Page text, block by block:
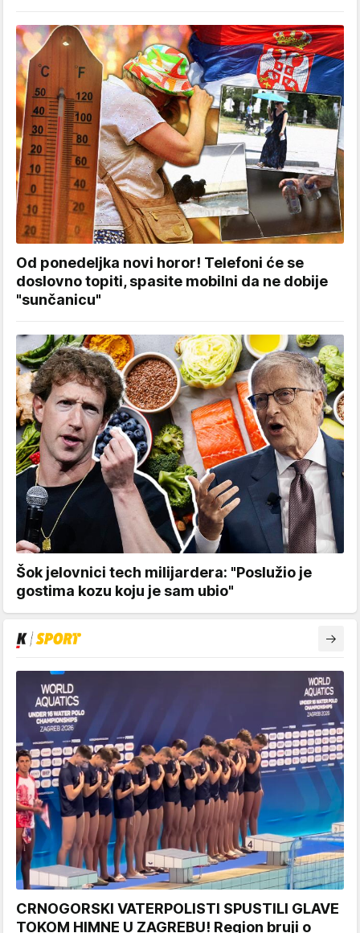
Od ponedeljka novi horor! Telefoni će se
doslovno topiti, spasite mobilni da ne dobije
"sunčanicu"
Šok jelovnici tech milijardera: "Poslužio je
gostima kozu koju je sam ubio"
CRNOGORSKI VATERPOLISTI SPUSTILI GLAVE
TOKOM HIMNE U ZAGREBU! Region bruji o